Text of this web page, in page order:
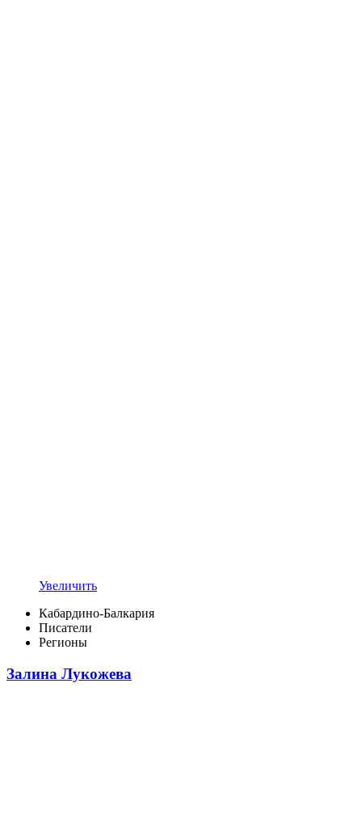
Увеличить
Кабардино-Балкария
Писатели
Регионы
Залина Лукожева